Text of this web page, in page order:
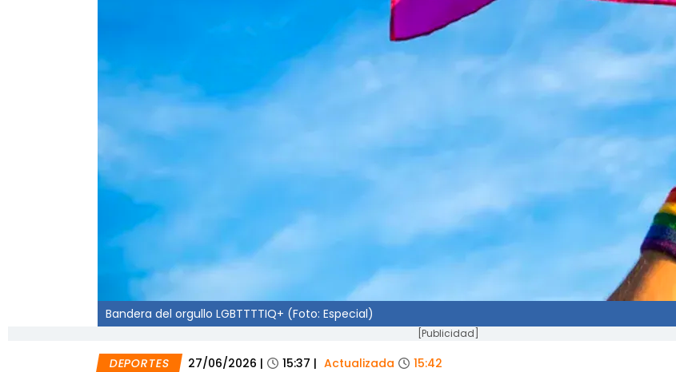
Bandera del orgullo LGBTTTTIQ+ (Foto: Especial)
[Publicidad]
DEPORTES 27/06/2026 | 15:37 | Actualizada 15:42